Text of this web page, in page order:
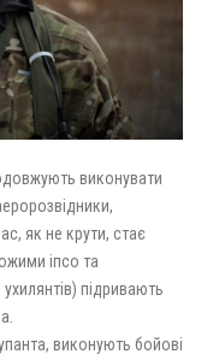
виконувати
як не крути, стає
іпсо та
підривають
виконують бойові